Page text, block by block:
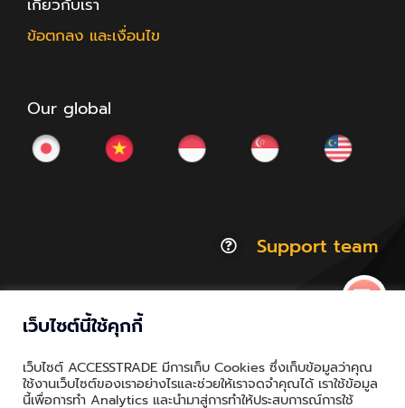
ข้อตกลง และเงื่อนไข
Our global
Support team
Thailand.a | All Rights Reserved
เว็บไซต์นี้ใช้คุกกี้
เว็บไซต์ ACCESSTRADE มีการเก็บ Cookies ซึ่งเก็บข้อมูลว่าคุณ
ใช้งานเว็บไซต์ของเราอย่างไรและช่วยให้เราจดจำคุณได้ เราใช้ข้อมูล
นี้เพื่อการทำ Analytics และนำมาสู่การทำให้ประสบการณ์การใช้